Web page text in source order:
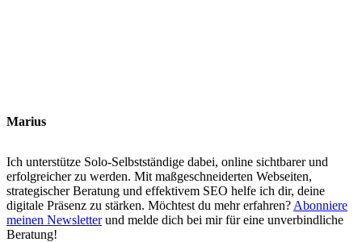
Marius
Ich unterstütze Solo-Selbstständige dabei, online sichtbarer und
erfolgreicher zu werden. Mit maßgeschneiderten Webseiten,
strategischer Beratung und effektivem SEO helfe ich dir, deine
digitale Präsenz zu stärken. Möchtest du mehr erfahren? Abonniere
meinen Newsletterund melde dich bei mir für eine unverbindliche
Beratung!